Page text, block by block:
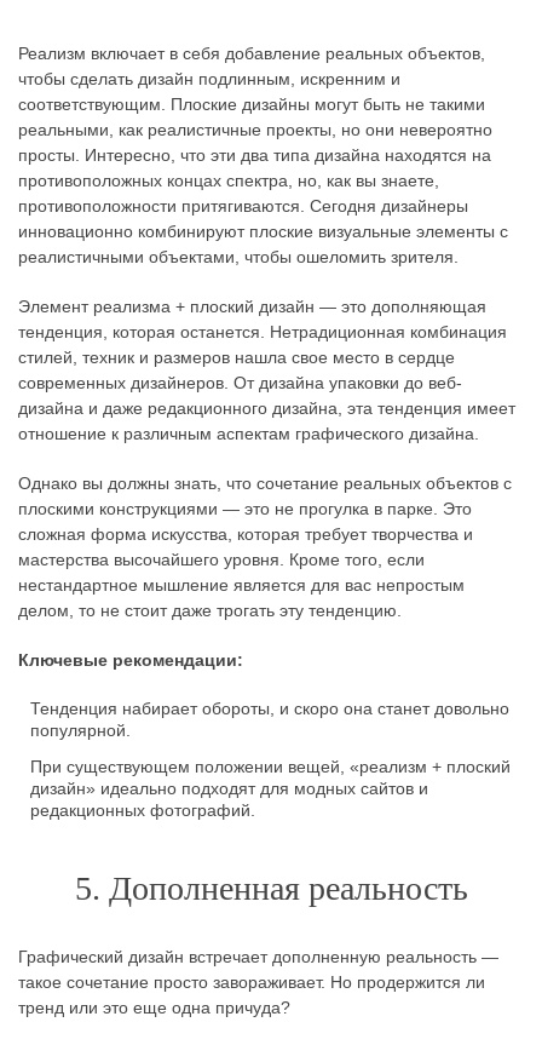
Реализм включает в себя добавление реальных объектов,
чтобы сделать дизайн подлинным, искренним и
соответствующим. Плоские дизайны могут быть не такими
реальными, как реалистичные проекты, но они невероятно
просты. Интересно, что эти два типа дизайна находятся на
противоположных концах спектра, но, как вы знаете,
противоположности притягиваются. Сегодня дизайнеры
инновационно комбинируют плоские визуальные элементы с
реалистичными объектами, чтобы ошеломить зрителя.
Элемент реализма + плоский дизайн — это дополняющая
тенденция, которая останется. Нетрадиционная комбинация
стилей, техник и размеров нашла свое место в сердце
современных дизайнеров. От дизайна упаковки до веб-
дизайна и даже редакционного дизайна, эта тенденция имеет
отношение к различным аспектам графического дизайна.
Однако вы должны знать, что сочетание реальных объектов с
плоскими конструкциями — это не прогулка в парке. Это
сложная форма искусства, которая требует творчества и
мастерства высочайшего уровня. Кроме того, если
нестандартное мышление является для вас непростым
делом, то не стоит даже трогать эту тенденцию.
Ключевые рекомендации:
Тенденция набирает обороты, и скоро она станет довольно
популярной.
При существующем положении вещей, «реализм + плоский
дизайн» идеально подходят для модных сайтов и
редакционных фотографий.
5. Дополненная реальность
Графический дизайн встречает дополненную реальность —
такое сочетание просто завораживает. Но продержится ли
тренд или это еще одна причуда?